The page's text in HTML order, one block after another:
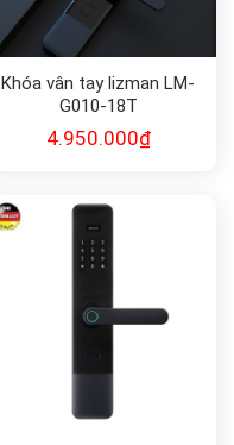
Khóa vân tay lizman LM-
G010-18T
4.950.000₫